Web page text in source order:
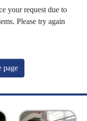
your request due to
Please try again
page